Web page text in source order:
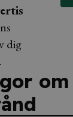
dig
om